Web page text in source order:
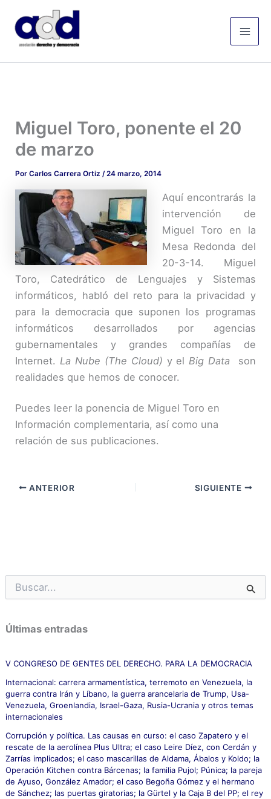
contenido
Miguel Toro, ponente el 20
de marzo
PorCarlos Carrera Ortiz/24 marzo, 2014
Aquí encontrarás la
intervención de
Miguel Toro en la
Mesa Redonda del
20-3-14. Miguel
Toro, Catedrático de Lenguajes y Sistemas
informáticos, habló del reto para la privacidad y
para la democracia que suponen los programas
informáticos desarrollados por agencias
gubernamentales y grandes compañías de
Internet. La Nube (The Cloud) y el Big Data
son
realidades que hemos de conocer.
Puedes leer la ponencia de Miguel Toro en
Información complementaria, así como una
relación de sus publicaciones.
ANTERIOR SIGUIENTE
u
c
a
p
r
:
Últimas entradas
V CONGRESO DE GENTES DEL DERECHO. PARA LA DEMOCRACIA
Internacional: carrera armamentística, terremoto en Venezuela, la
guerra contra Irán y Líbano, la guerra arancelaria de Trump, Usa-
Venezuela, Groenlandia, Israel-Gaza, Rusia-Ucrania y otros temas
internacionales
Corrupción y política. Las causas en curso: el caso Zapatero y el
rescate de la aerolínea Plus Ultra; el caso Leire Díez, con Cerdán y
Zarrías implicados; el caso mascarillas de Aldama, Ábalos y Koldo; la
Operación Kitchen contra Bárcenas; la familia Pujol; Púnica; la pareja
de Ayuso, González Amador; el caso Begoña Gómez y el hermano
de Sánchez; las puertas giratorias; la Gürtel y la Caja B del PP; el rey